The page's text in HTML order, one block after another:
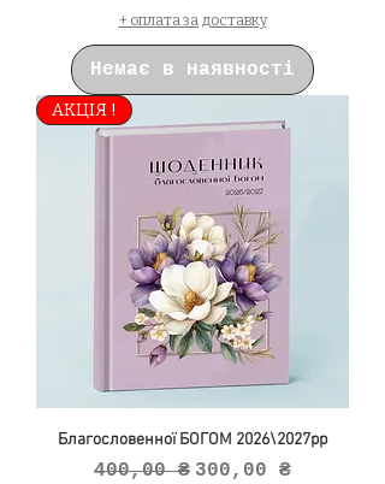
+ оплата за доставку
Немає в наявності
АКЦІЯ !
Благословенної БОГОМ 2026\2027рр
Звичайна ціна
400,00 ₴ За розпродажем
300,00 ₴